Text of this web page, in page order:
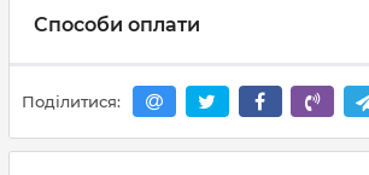
Способи оплати
Поділитися: